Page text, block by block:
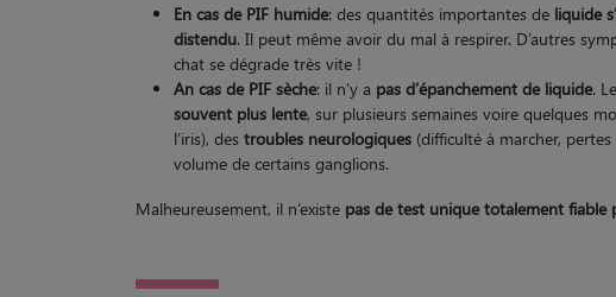
En cas de PIF humide: des quantités importantes de liquide
distendu. Il peut même avoir du mal à respirer. D’autres
chat se dégrade très vite !
An cas de PIF sèche: il n’y a pas d’épanchement de liquide.
souvent plus lente, sur plusieurs semaines voire quelques
l’iris), des troubles neurologiques (difficulté à marcher,
volume de certains ganglions.
Malheureusement, il n’existe pas de test unique totalement fiable